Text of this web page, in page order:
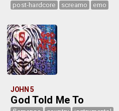
post-hardcore screamo emo
JOHN 5
God Told Me To